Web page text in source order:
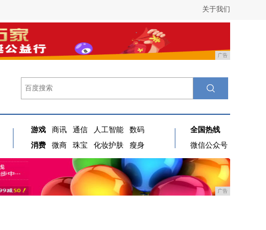
关于我们
广告
游戏 商讯 通信 人工智能
数码
消费
微商 珠宝 化妆护肤 瘦身
全国热线
微信公众号
广告